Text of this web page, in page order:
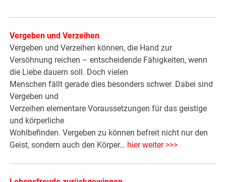
Vergeben und Verzeihen
Vergeben und Verzeihen können, die Hand zur
Versöhnung reichen – entscheidende Fähigkeiten, wenn
die Liebe dauern soll. Doch vielen
Menschen fällt gerade dies besonders schwer. Dabei sind
Vergeben und
Verzeihen elementare Voraussetzungen für das geistige
und körperliche
Wohlbefinden. Vergeben zu können befreit nicht nur den
Geist, sondern auch den Körper… hier weiter >>>